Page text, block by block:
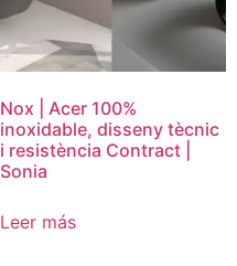
Nox | Acer 100%
inoxidable, disseny tècnic
i resistència Contract |
Sonia
Leer más